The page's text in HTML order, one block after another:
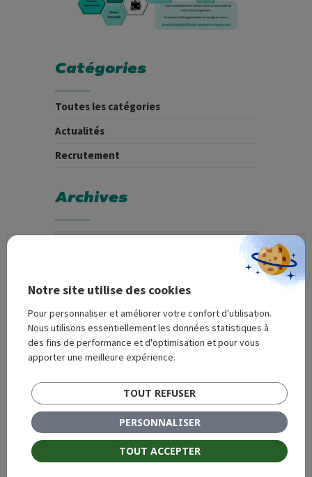
Catégories
Toutes les catégories
Actualités
Recrutement
Archives
nous puissions prendre contact avec vous.
Notre site utilise des cookies
Pour personnaliser et améliorer votre confort d'utilisation.
Nous utilisons essentiellement les données statistiques à
des fins de performance et d'optimisation et pour vous
apporter une meilleure expérience.
TOUT ACCEPTER
TOUT REFUSER
PERSONNALISER